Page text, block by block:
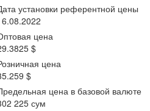
установки референтной цены
цена
$
цена
$
цена в базовой валюте
225 сум